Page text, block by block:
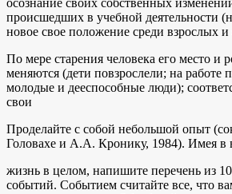
осознание своих собственных
происшедших в учебной деятельности
новое свое положение среди взрослых и
По мере старения человека его место и
меняются (дети повзрослели; на работе
молодые и дееспособные люди);
свои
Проделайте с собой небольшой опыт
Головахе и А.А. Кронику, 1984). Имея в
жизнь в целом, напишите перечень из
событий. Событием считайте все, что